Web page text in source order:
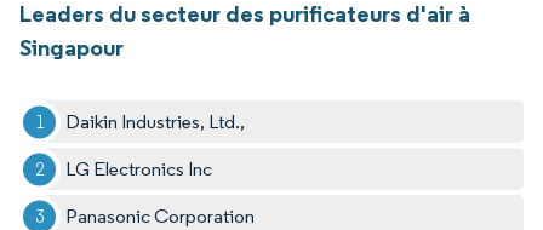
Leaders du secteur des purificateurs d'air à
Singapour
Daikin Industries, Ltd.,
LG Electronics Inc
Panasonic Corporation